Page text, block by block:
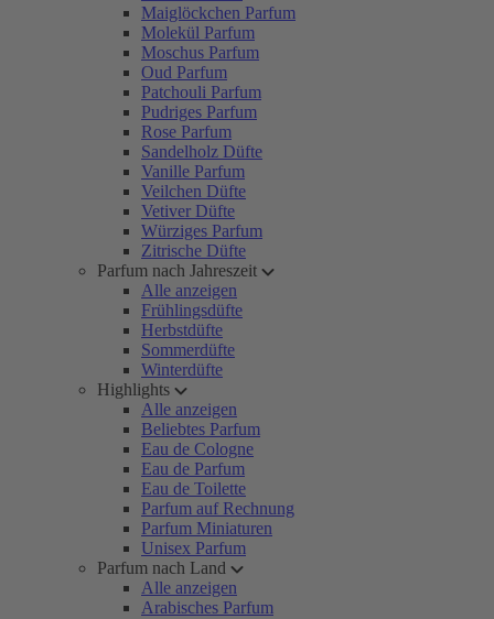
Maiglöckchen Parfum
Molekül Parfum
Moschus Parfum
Oud Parfum
Patchouli Parfum
Pudriges Parfum
Rose Parfum
Sandelholz Düfte
Vanille Parfum
Veilchen Düfte
Vetiver Düfte
Würziges Parfum
Zitrische Düfte
Parfum nach Jahreszeit
Alle anzeigen
Frühlingsdüfte
Herbstdüfte
Sommerdüfte
Winterdüfte
Highlights
Alle anzeigen
Beliebtes Parfum
Eau de Cologne
Eau de Parfum
Eau de Toilette
Parfum auf Rechnung
Parfum Miniaturen
Unisex Parfum
Parfum nach Land
Alle anzeigen
Arabisches Parfum